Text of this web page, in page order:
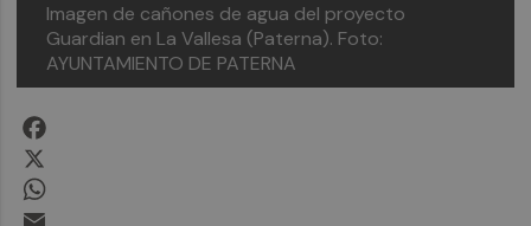
Imagen de cañones de agua del proyecto
Guardian en La Vallesa (Paterna). Foto:
AYUNTAMIENTO DE PATERNA